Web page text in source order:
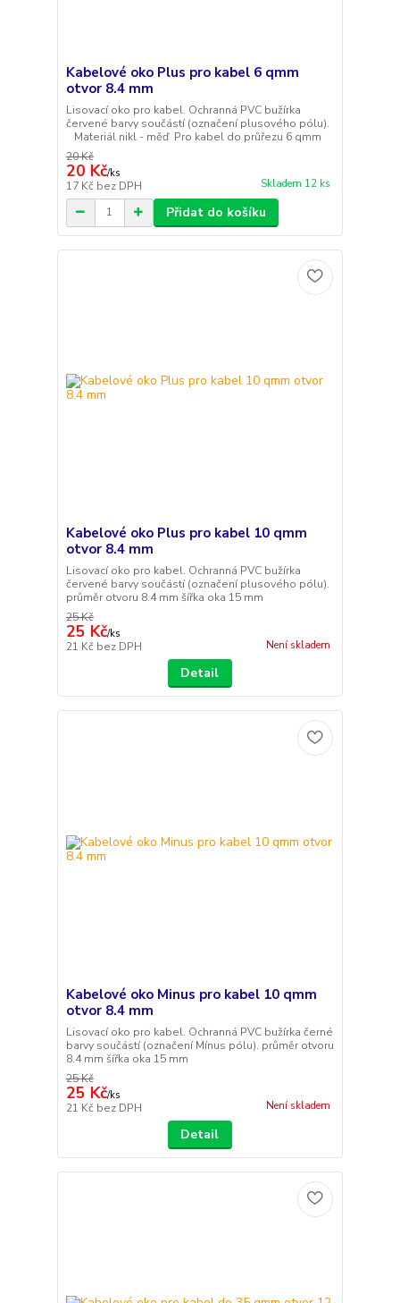
Kabelové oko Plus pro kabel 6 qmm
otvor 8.4 mm
Lisovací oko pro kabel. Ochranná PVC bužírka
červené barvy součástí (označení plusového pólu).
Materiál nikl - měď Pro kabel do průřezu 6 qmm
20 Kč
20 Kč/ks
17 Kč bez DPH Skladem 12 ks
Přidat do košíku
Kabelové oko Plus pro kabel 10 qmm
otvor 8.4 mm
Lisovací oko pro kabel. Ochranná PVC bužírka
červené barvy součástí (označení plusového pólu).
průměr otvoru 8.4 mm šířka oka 15 mm
25 Kč
25 Kč/ks
21 Kč bez DPH Není skladem
Detail
Kabelové oko Minus pro kabel 10 qmm
otvor 8.4 mm
Lisovací oko pro kabel. Ochranná PVC bužírka černé
barvy součástí (označení Mínus pólu). průměr otvoru
8.4 mm šířka oka 15 mm
25 Kč
25 Kč/ks
21 Kč bez DPH Není skladem
Detail